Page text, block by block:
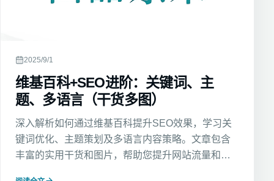
2025/9/1
维基百科+SEO进阶：关键词、主
题、多语言（干货多图）
深入解析如何通过维基百科提升SEO效果，学习关
键词优化、主题策划及多语言内容策略。文章包含
丰富的实用干货和图片，帮助您提升网站流量和排